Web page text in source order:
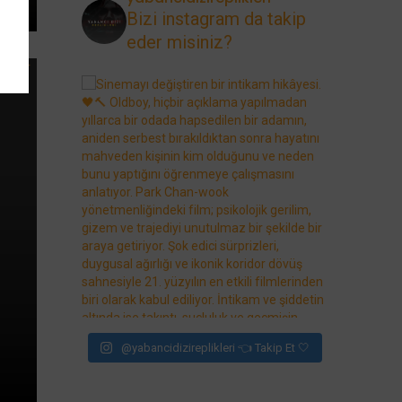
Bizi instagram da takip
eder misiniz?
@yabancidizireplikleri 👈 Takip Et 🤍